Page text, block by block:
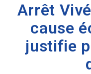
Arrêt
cause
justifie